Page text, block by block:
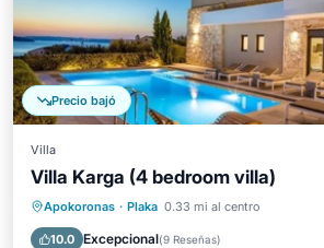
Precio bajó
Villa
Villa Karga (4 bedroom villa)
Apokoronas · Plaka 0.33 mi al centro
10.0 Excepcional(9 Reseñas)
Frente al mar Aparcamiento
Spa